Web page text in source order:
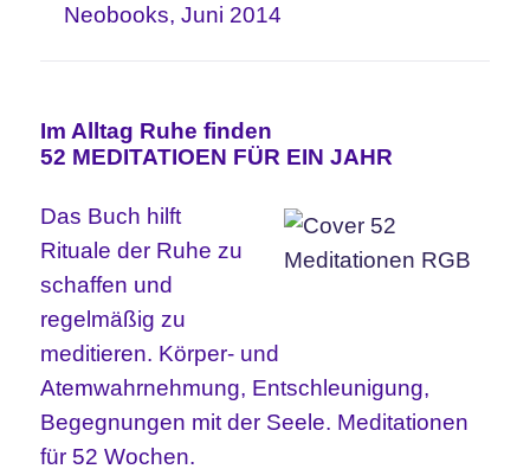
Neobooks, Juni 2014
Im Alltag Ruhe finden
52 MEDITATIOEN FÜR EIN JAHR
Das Buch hilft
Rituale der Ruhe zu
schaffen und
regelmäßig zu
meditieren. Körper- und
Atemwahrnehmung, Entschleunigung,
Begegnungen mit der Seele. Meditationen
für 52 Wochen.